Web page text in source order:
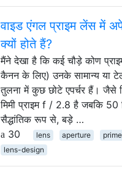
वाइड एंगल प्राइम लेंस में
क्यों होते हैं?
मैंने देखा है कि कई चौड़े कोण
कैनन के लिए) उनके सामान्य या
तुलना में कुछ छोटे एपर्चर हैं। जैसे
मिमी प्राइम f / 2.8 है जबकि 50
सैद्धांतिक रूप से, बड़े …
30
lens aperture prime
lens-design